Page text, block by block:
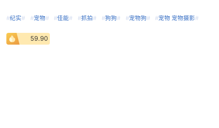
#纪实# #宠物# #佳能# #抓拍# #狗狗# #宠物狗# #宠物 宠物摄影#
59.90